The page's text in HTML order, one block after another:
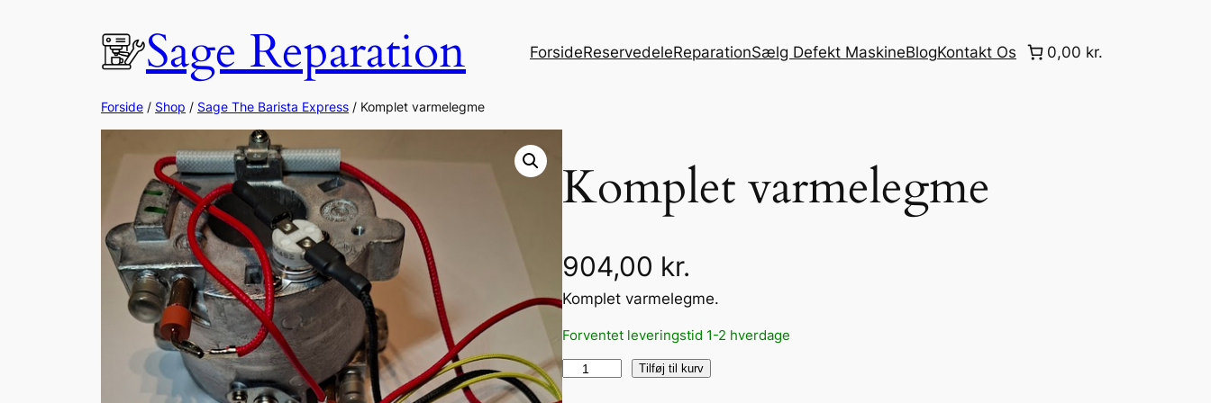
Sage Reparation ForsideReservedeleReparationSælg Defekt MaskineBlogKontakt Os 0,00 kr.
Forside / Shop / Sage The Barista Express / Komplet varmelegme
Komplet varmelegme
904,00 kr.
Komplet varmelegme.
Forventet leveringstid 1-2 hverdage
K
o
Tilføj til kurv